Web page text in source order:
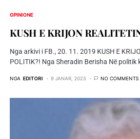
OPINIONE
KUSH E KRIJON
Nga arkivi i FB., 20. 11. 2019 KUSH E
POLITIK?! Nga Sheradin Berisha Në politik
NGA EDITORI 9 JANAR, 2023 NO COMMENTS